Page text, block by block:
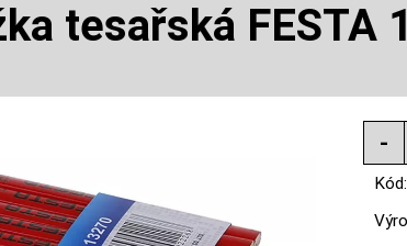
tesařská FESTA
Kód: